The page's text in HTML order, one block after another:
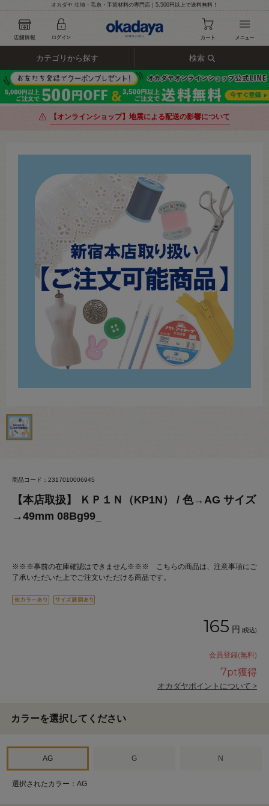
オカダヤ 生地・毛糸・手芸材料の専門店｜5,500円以上で送料無料！
カテゴリから探す 検索
【オンラインショップ】地震による配送の影響について
商品コード：2317010006945
【本店取扱】 ＫＰ１Ｎ（KP1N） / 色→AG サイズ
→49mm 08Bg99_
※※※事前の在庫確認はできません※※※ こちらの商品は、注意事項にご
了承いただいた上でご注文いただける商品です。
165 円 (税込)
会員登録(無料)
7pt獲得
オカダヤポイントについて >
カラーを選択してください
AG G N
選択されたカラー：AG